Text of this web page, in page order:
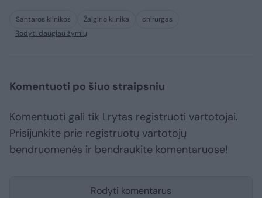
Santaros klinikos Žalgirio klinika
chirurgas
Rodyti daugiau žymių
Komentuoti po šiuo straipsniu
Komentuoti gali tik Lrytas registruoti vartotojai.
Prisijunkite prie registruotų vartotojų
bendruomenės ir bendraukite komentaruose!
Rodyti komentarus